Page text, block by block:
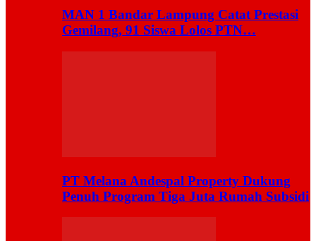
MAN 1 Bandar Lampung Catat Prestasi
Gemilang, 91 Siswa Lolos PTN…
PT Melana Andespal Property Dukung
Penuh Program Tiga Juta Rumah Subsidi